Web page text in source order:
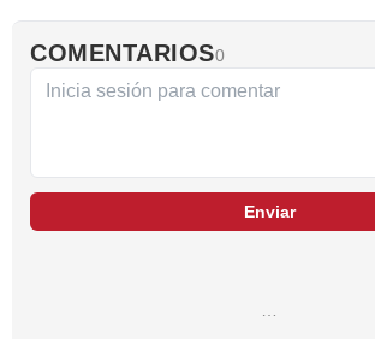
COMENTARIOS0
Enviar